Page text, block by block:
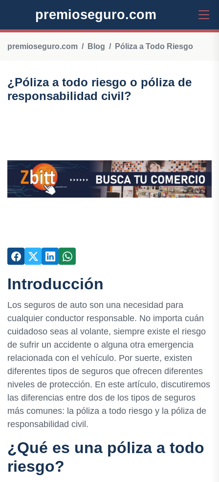
premioseguro.com
premioseguro.com Blog Póliza a Todo Riesgo
¿Póliza a todo riesgo o póliza de
responsabilidad civil?
Introducción
Los seguros de auto son una necesidad para
cualquier conductor responsable. No importa cuán
cuidadoso seas al volante, siempre existe el riesgo
de sufrir un accidente o alguna otra emergencia
relacionada con el vehículo. Por suerte, existen
diferentes tipos de seguros que ofrecen diferentes
niveles de protección. En este artículo, discutiremos
las diferencias entre dos de los tipos de seguros
más comunes: la póliza a todo riesgo y la póliza de
responsabilidad civil.
¿Qué es una póliza a todo
riesgo?